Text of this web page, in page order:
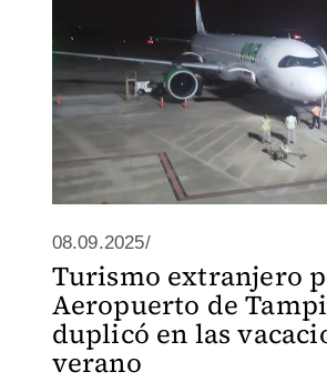
08.09.2025/
Turismo extranjero
Aeropuerto de
duplicó en las
verano